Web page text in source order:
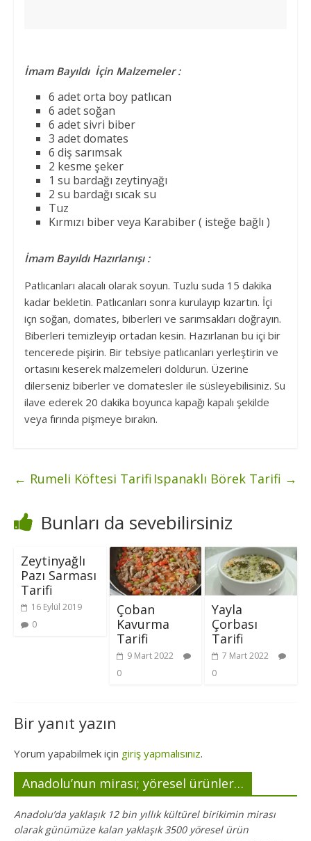
İmam Bayıldı İçin Malzemeler :
6 adet orta boy patlıcan
6 adet soğan
6 adet sivri biber
3 adet domates
6 diş sarımsak
2 kesme şeker
1 su bardağı zeytinyağı
2 su bardağı sıcak su
Tuz
Kırmızı biber veya Karabiber ( isteğe bağlı )
İmam Bayıldı Hazırlanışı :
Patlıcanları alacalı olarak soyun. Tuzlu suda 15 dakika
kadar bekletin. Patlıcanları sonra kurulayıp kızartın. İçi
içn soğan, domates, biberleri ve sarımsakları doğrayın.
Biberleri temizleyip ortadan kesin. Hazırlanan bu içi bir
tencerede pişirin. Bir tebsiye patlıcanları yerleştirin ve
ortasını keserek malzemeleri doldurun. Üzerine
dilerseniz biberler ve domatesler ile süsleyebilisiniz. Su
ilave ederek 20 dakika boyunca kapağı kapalı şekilde
veya fırında pişmeye bırakın.
← Rumeli Köftesi Tarifi Ispanaklı Börek Tarifi →
Bunları da sevebilirsiniz
Zeytinyağlı
Pazı Sarması
Tarifi
16 Eylül 2019
0
Çoban
Kavurma
Tarifi
9 Mart 2022
0
Yayla
Çorbası
Tarifi
7 Mart 2022
0
Bir yanıt yazın
Yorum yapabilmek için giriş yapmalısınız.
Anadolu’nun mirası; yöresel ürünler…
Anadolu’da yaklaşık 12 bin yıllık kültürel birikimin mirası
olarak günümüze kalan yaklaşık 3500 yöresel ürün